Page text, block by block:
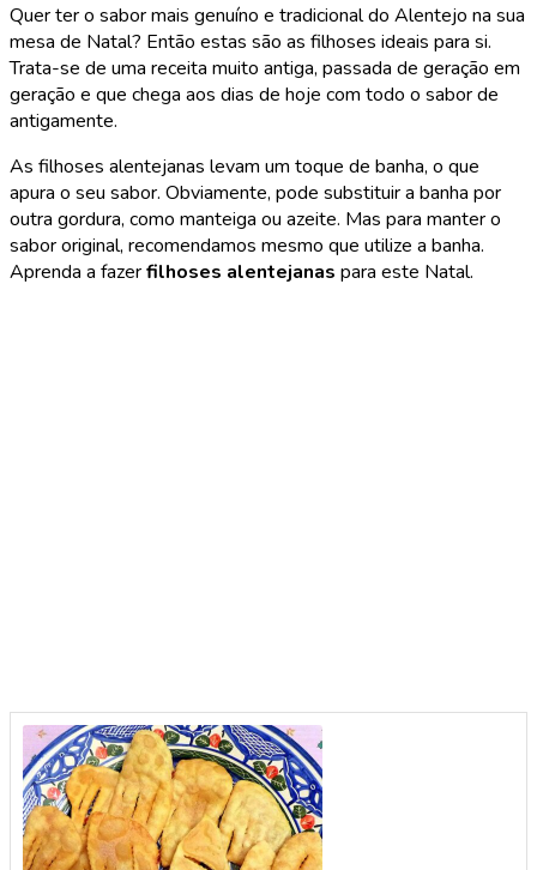
Quer ter o sabor mais genuíno e tradicional do Alentejo na sua
mesa de Natal? Então estas são as filhoses ideais para si.
Trata-se de uma receita muito antiga, passada de geração em
geração e que chega aos dias de hoje com todo o sabor de
antigamente.
As filhoses alentejanas levam um toque de banha, o que
apura o seu sabor. Obviamente, pode substituir a banha por
outra gordura, como manteiga ou azeite. Mas para manter o
sabor original, recomendamos mesmo que utilize a banha.
Aprenda a fazerfilhoses alentejanas para este Natal.